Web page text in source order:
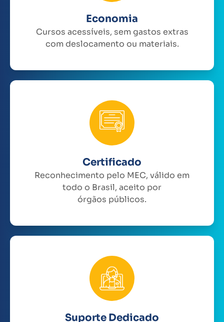
Economia
Cursos acessíveis, sem gastos extras
com deslocamento ou materiais.
Certificado
Reconhecimento pelo MEC, válido em
todo o Brasil, aceito por
órgãos públicos.
Suporte Dedicado